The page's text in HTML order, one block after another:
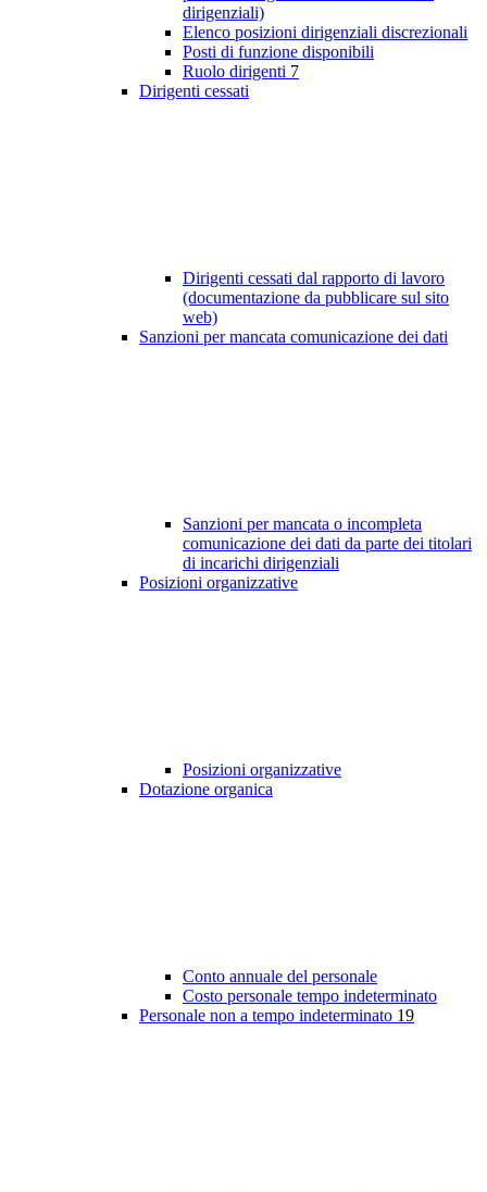
dirigenziali)
Elenco posizioni dirigenziali discrezionali
Posti di funzione disponibili
Ruolo dirigenti 7
Dirigenti cessati
Dirigenti cessati dal rapporto di lavoro
(documentazione da pubblicare sul sito
web)
Sanzioni per mancata comunicazione dei dati
Sanzioni per mancata o incompleta
comunicazione dei dati da parte dei titolari
di incarichi dirigenziali
Posizioni organizzative
Posizioni organizzative
Dotazione organica
Conto annuale del personale
Costo personale tempo indeterminato
Personale non a tempo indeterminato 19